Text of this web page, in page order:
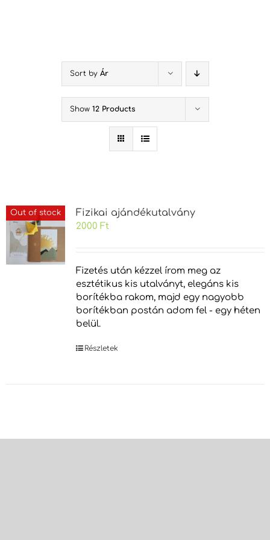
Sort by Ár
Show 12 Products
Out of stock Fizikai ajándékutalvány
2000 Ft
Fizetés után kézzel írom meg az
esztétikus kis utalványt, elegáns kis
borítékba rakom, majd egy nagyobb
borítékban postán adom fel - egy héten
belül.
Részletek